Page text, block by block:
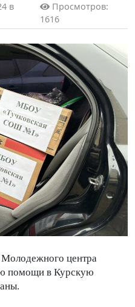
в
Просмотров:
1616
центра
помощи в Курскую